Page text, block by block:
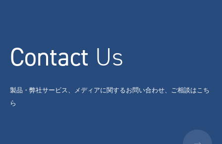
Contact Us
製品・弊社サービス、メディアに関するお問い合わせ、ご相談はこち
ら